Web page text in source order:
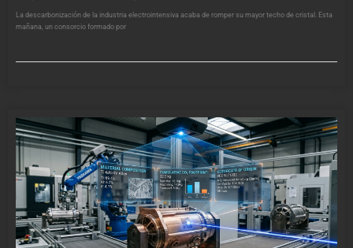
La descarbonización de la industria electrointensiva acaba de romper su mayor techo de cristal. Esta
mañana, un consorcio formado por